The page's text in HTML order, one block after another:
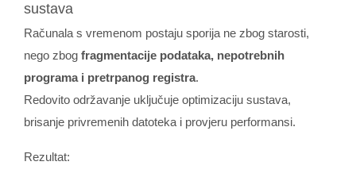
sustava
Računala s vremenom postaju sporija ne zbog starosti,
nego zbog fragmentacije podataka, nepotrebnih
programa i pretrpanog registra.
Redovito održavanje uključuje optimizaciju sustava,
brisanje privremenih datoteka i provjeru performansi.
Rezultat: